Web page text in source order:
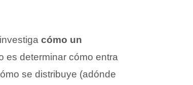
cómo un
es determinar cómo entra
se distribuye (adónde